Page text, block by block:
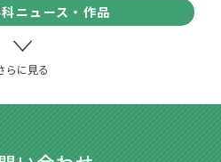
ニュース・作品